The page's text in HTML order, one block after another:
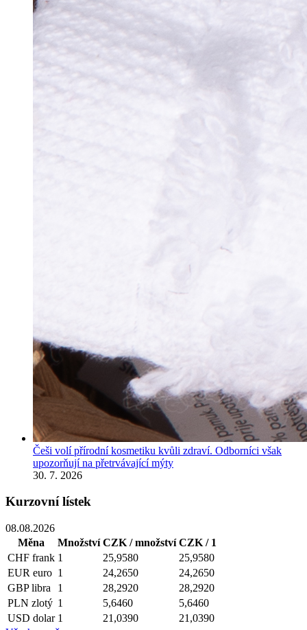
Češi volí přírodní kosmetiku kvůli zdraví. Odborníci však
upozorňují na přetrvávající mýty
30. 7. 2026
Kurzovní lístek
08.08.2026
Měna
Množství CZK / množství CZK / 1
CHF frank 1 25,9580
25,9580
EUR euro 1 24,2650
24,2650
GBP libra 1 28,2920
28,2920
PLN zlotý 1 5,6460
5,6460
USD dolar 1 21,0390
21,0390